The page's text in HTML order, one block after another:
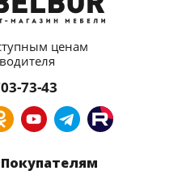
ценам
73-43
Покупателям